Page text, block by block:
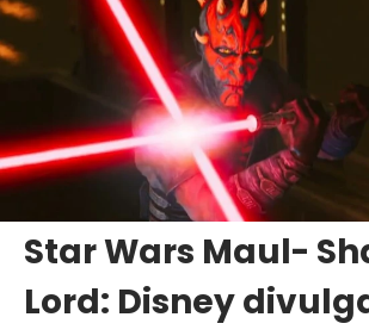
Star Wars Maul-
Lord: Disney